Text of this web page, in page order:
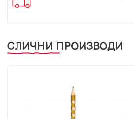
СЛИЧНИ ПРОИЗВОДИ